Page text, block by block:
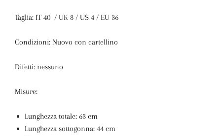
Taglia: IT 40 / UK 8 / US 4 / EU 36
Condizioni: Nuovo con cartellino
Difetti: nessuno
Misure:
Lunghezza totale: 63 cm
Lunghezza sottogonna: 44 cm